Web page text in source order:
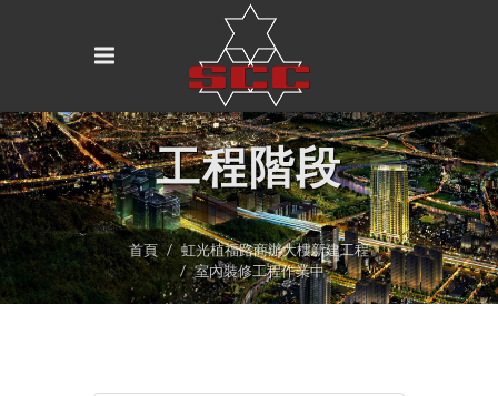
工程階段
首頁
虹光植福路商辦大樓新建工程
室內裝修工程作業中